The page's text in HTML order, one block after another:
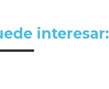
interesar: